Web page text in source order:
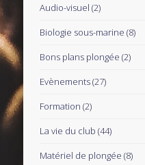
Audio-visuel (2)
Biologie sous-marine (8)
Bons plans plongée (2)
Evènements(27)
Formation (2)
La vie du club (44)
Matériel de plongée (8)